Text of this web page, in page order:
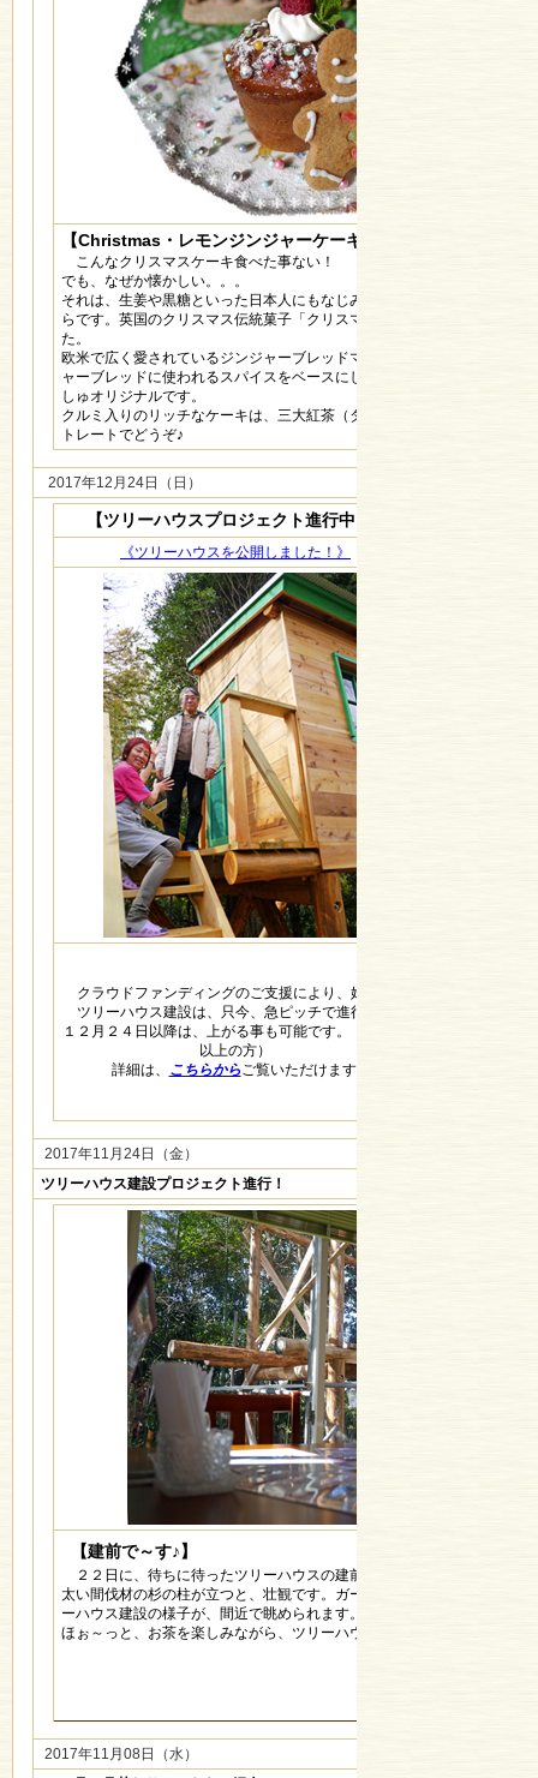
【Christmas・レモンジンジャーケーキ
こんなクリスマスケーキ食べた事ない！
でも、なぜか懐かしい。。。
それは、生姜や黒糖といった日本人にもなじみのある食材が焼きこまれ
らです。英国のクリスマス伝統菓子「クリスマスプディング」をアレン
た。
欧米で広く愛されているジンジャーブレッドマンは、クリスマスの定番
ャーブレッドに使われるスパイスをベースにし、レモンソースをかけた
しゅオリジナルです。
クルミ入りのリッチなケーキは、三大紅茶（ダージリン・ウバ・キーム
トレートでどうぞ♪
2017年12月24日（日）
【ツリーハウスプロジェクト進行中！】
《ツリーハウスを公開しました！》
クラウドファンディングのご支援により、始まった
ツリーハウス建設は、只今、急ピッチで進行中！
１２月２４日以降は、上がる事も可能です。（１８歳
以上の方）
詳細は、
こちらからご覧いただけます。
2017年11月24日（金）
ツリーハウス建設プロジェクト進行！
【建前で～す♪】
２２日に、待ちに待ったツリーハウスの建前が挙行されました。
太い間伐材の杉の柱が立つと、壮観です。ガーデンルームからは、刻々
ーハウス建設の様子が、間近で眺められます。
ほぉ～っと、お茶を楽しみながら、ツリーハウスが完成する過程をご覧
2017年11月08日（水）